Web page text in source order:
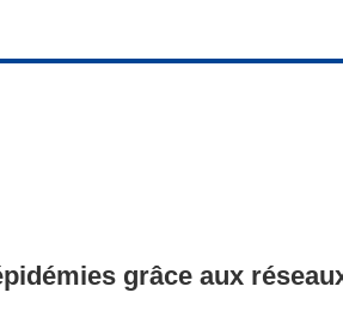
grâce aux